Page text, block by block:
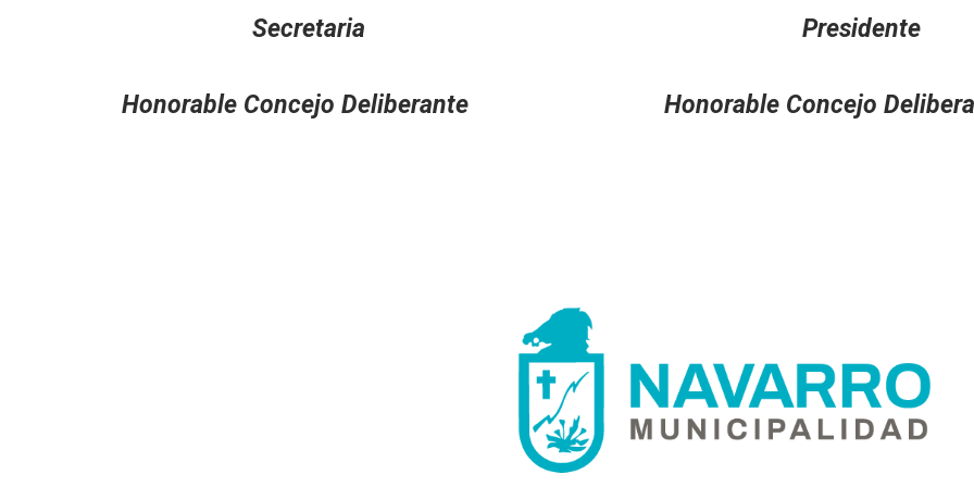
Secretaria Presidente
Honorable Concejo Deliberante Honorable Concejo